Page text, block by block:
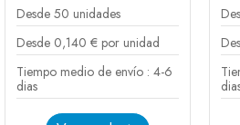
Desde 50 unidades
Desde 0,140 € por unidad
Tiempo medio de envío : 4-6
dias